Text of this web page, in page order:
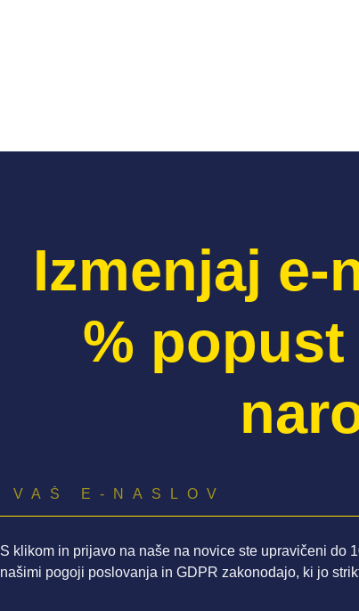
Izmenjaj e-
%
S klikom in prijavo na naše na novice ste upravičeni do
našimi pogoji poslovanja in GDPR zakonodajo, ki jo